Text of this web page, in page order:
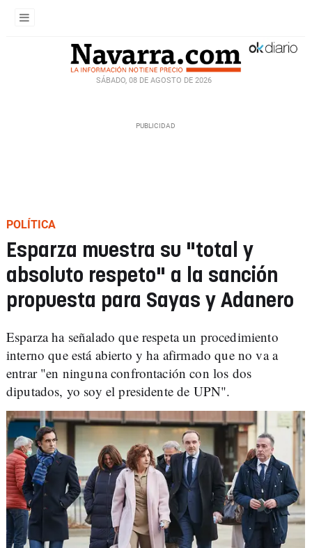
SÁBADO, 08 DE AGOSTO DE 2026
POLÍTICA
Esparza muestra su "total y
absoluto respeto" a la sanción
propuesta para Sayas y Adanero
Esparza ha señalado que respeta un procedimiento
interno que está abierto y ha afirmado que no va a
entrar "en ninguna confrontación con los dos
diputados, yo soy el presidente de UPN".